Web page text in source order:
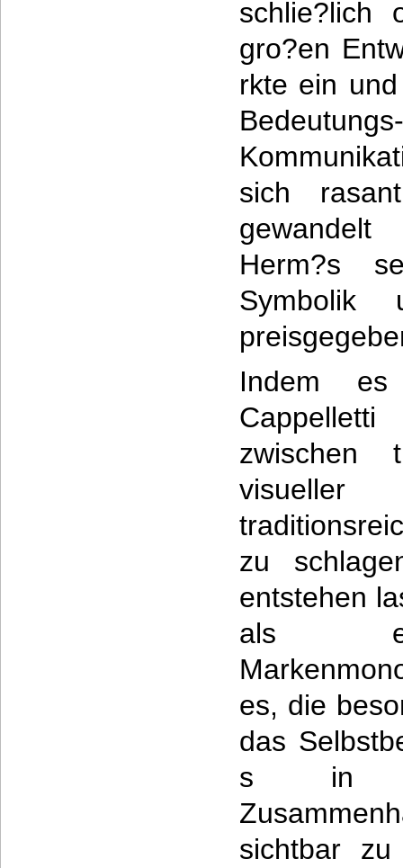
schlie?lich
gro?en
rkte ein
sich
Herm?s
Symbolik
Indem
zwischen
zu
entstehen
als
es, die
das
s in
sichtbar